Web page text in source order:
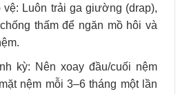
Luôn trải ga giường (drap),
thấm để ngăn mồ hôi và
kỳ: Nên xoay đầu/cuối nệm
nệm mỗi 3–6 tháng một lần